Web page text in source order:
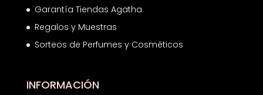
Garantía Tiendas Agatha
Regalos y Muestras
Sorteos de Perfumes y Cosméticos
INFORMACIÓN